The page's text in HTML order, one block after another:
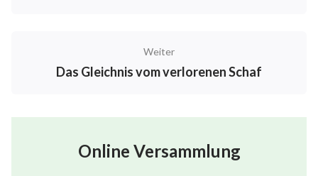
Weiter
Das Gleichnis vom verlorenen Schaf
Online Versammlung